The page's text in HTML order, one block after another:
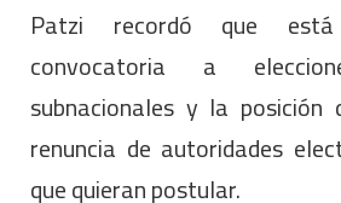
Patzi recordó que
convocatoria a
subnacionales y la posición
renuncia de autoridades
que quieran postular.